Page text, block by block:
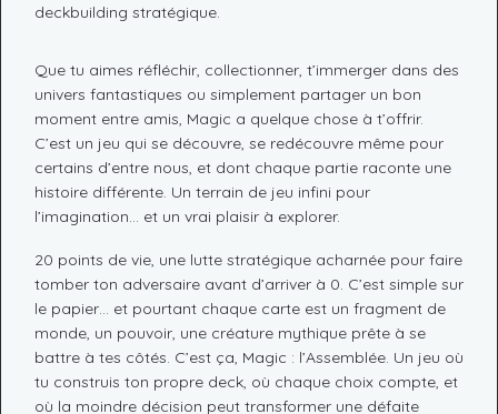
deckbuilding stratégique.
Que tu aimes réfléchir, collectionner, t’immerger dans des
univers fantastiques ou simplement partager un bon
moment entre amis, Magic a quelque chose à t’offrir.
C’est un jeu qui se découvre, se redécouvre même pour
certains d’entre nous, et dont chaque partie raconte une
histoire différente. Un terrain de jeu infini pour
l’imagination… et un vrai plaisir à explorer.
20 points de vie, une lutte stratégique acharnée pour faire
tomber ton adversaire avant d’arriver à 0. C’est simple sur
le papier… et pourtant chaque carte est un fragment de
monde, un pouvoir, une créature mythique prête à se
battre à tes côtés. C’est ça, Magic : l’Assemblée. Un jeu où
tu construis ton propre deck, où chaque choix compte, et
où la moindre décision peut transformer une défaite